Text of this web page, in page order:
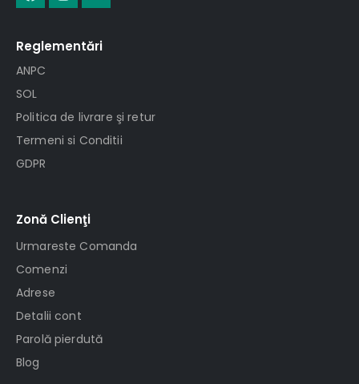
Reglementări
ANPC
SOL
Politica de livrare şi retur
Termeni si Conditii
GDPR
Zonă Clienţi
Urmareste Comanda
Comenzi
Adrese
Detalii cont
Parolă pierdută
Blog